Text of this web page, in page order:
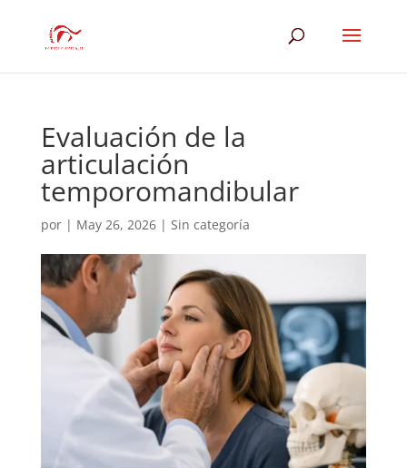
Evaluación de la
articulación
temporomandibular
por | May 26, 2026| Sin categoría